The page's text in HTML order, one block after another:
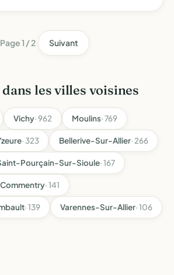
Page 1 / 2 Suivant
les villes voisines
Vichy· 962 Moulins· 769
· 323 Bellerive-Sur-Allier· 266
Pourçain-Sur-Sioule· 167
Commentry· 141
· 139 Varennes-Sur-Allier· 106